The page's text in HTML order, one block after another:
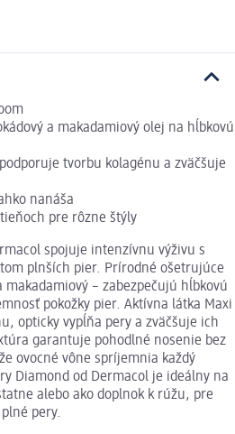
a makadamiový olej na hĺbkovú
tvorbu kolagénu a zväčšuje
nanáša
pre rôzne štýly
spojuje intenzívnu výživu s
plnších pier. Prírodné ošetrujúce
makadamiový – zabezpečujú hĺbkovú
pokožky pier. Aktívna látka Maxi
opticky vypĺňa pery a zväčšuje ich
garantuje pohodlné nosenie bez
ovocné vône spríjemnia každý
Diamond od Dermacol je ideálny na
alebo ako doplnok k rúžu, pre
pery.